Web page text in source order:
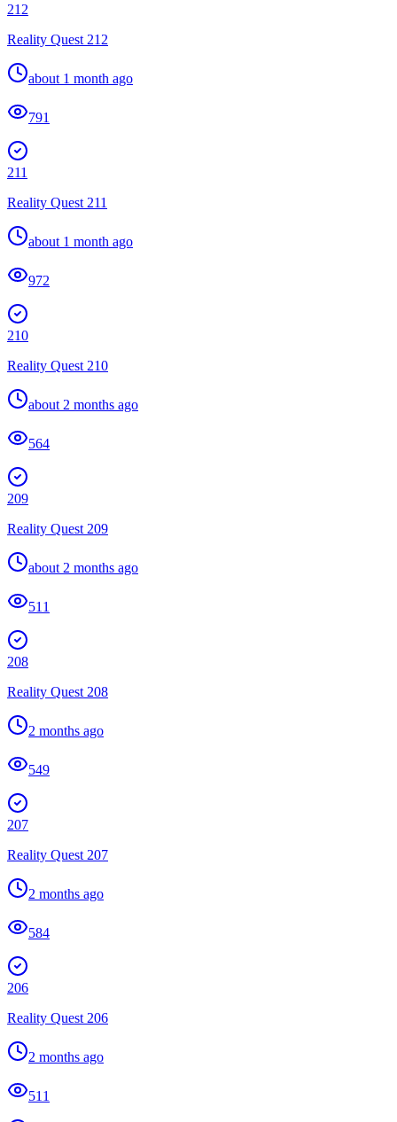
212
Reality Quest 212
about 1 month ago
791
211
Reality Quest 211
about 1 month ago
972
210
Reality Quest 210
about 2 months ago
564
209
Reality Quest 209
about 2 months ago
511
208
Reality Quest 208
2 months ago
549
207
Reality Quest 207
2 months ago
584
206
Reality Quest 206
2 months ago
511